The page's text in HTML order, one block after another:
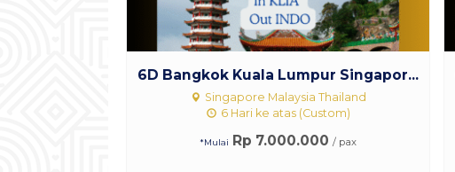
6D Bangkok Kuala Lumpur Singapor...
Singapore Malaysia Thailand
6 Hari ke atas (Custom)
*Mulai Rp 7.000.000 / pax